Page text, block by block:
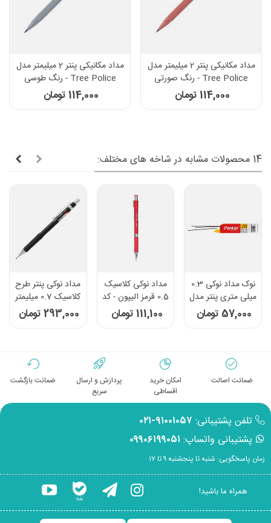
مداد مکانیکی پنتر 2 میلیمتر مدل
Tree Police - رنگ صورتی
114,000 تومان
مداد مکانیکی پنتر 2 میلیمتر مدل
Tree Police - رنگ طوسی
114,000 تومان
14 محصولات مشابه در شاخه های مختلف:
نوک مداد نوکی 0.3
میلی متری پنتر مدل
PL10557,000 تومان
مداد نوکی کلاسیک
0.5 قرمز الیپون - کد
8141103111,100 تومان
مداد نوکی پنتر طرح
کلاسیک 0.7 میلیمتر
293,000 تومان
ضمانت اصالت
امکان خرید
اقساطی
پردازش و ارسال
سریع
ضمانت بازگشت
تلفن پشتیبانی: ۹۱۰۰۱۰۵۷-۰۲۱
پشتیبانی واتساپ: ۰۹۹۰۶۱۹۹۰۵۱
زمان پاسخگویی: شنبه تا پنجشنبه ۹ تا ۱۷
همراه ما باشید!